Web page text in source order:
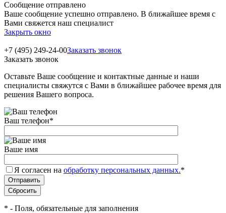
Сообщение отправлено
Ваше сообщение успешно отправлено. В ближайшее время с
Вами свяжется наш специалист
Закрыть окно
+7 (495) 249-24-00Заказать звонок
Заказать звонок
Оставьте Ваше сообщение и контактные данные и наши
специалисты свяжутся с Вами в ближайшее рабочее время для
решения Вашего вопроса.
Ваш телефон*
Ваше имя
Я согласен на обработку персональных данных.*
* - Поля, обязательные для заполнения